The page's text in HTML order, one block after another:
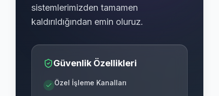
sistemlerimizden tamamen
kaldırıldığından emin oluruz.
Güvenlik Özellikleri
Özel İşleme Kanalları